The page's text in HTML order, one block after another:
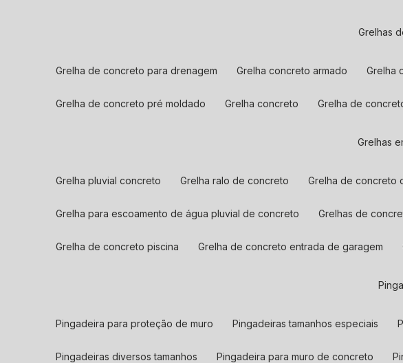
grelhas
grelha de concreto para drenagem grelha concreto armado
grelha de concreto pré moldado grelha concreto grelha de
grelhas
grelha pluvial concreto grelha ralo de concreto grelha de concreto
grelha para escoamento de água pluvial de concreto grelhas de
grelha de concreto piscina grelha de concreto entrada de garagem
pingadeira para proteção de muro pingadeiras tamanhos especiais
pingadeiras diversos tamanhos pingadeira para muro de concreto